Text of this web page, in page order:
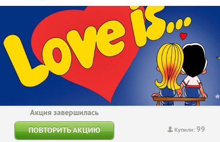
Купили:99
Акция завершилась
ПОВТОРИТЬ АКЦИЮ